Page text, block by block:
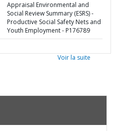
Appraisal Environmental and
Social Review Summary (ESRS) -
Productive Social Safety Nets and
Youth Employment - P176789
Voir la suite